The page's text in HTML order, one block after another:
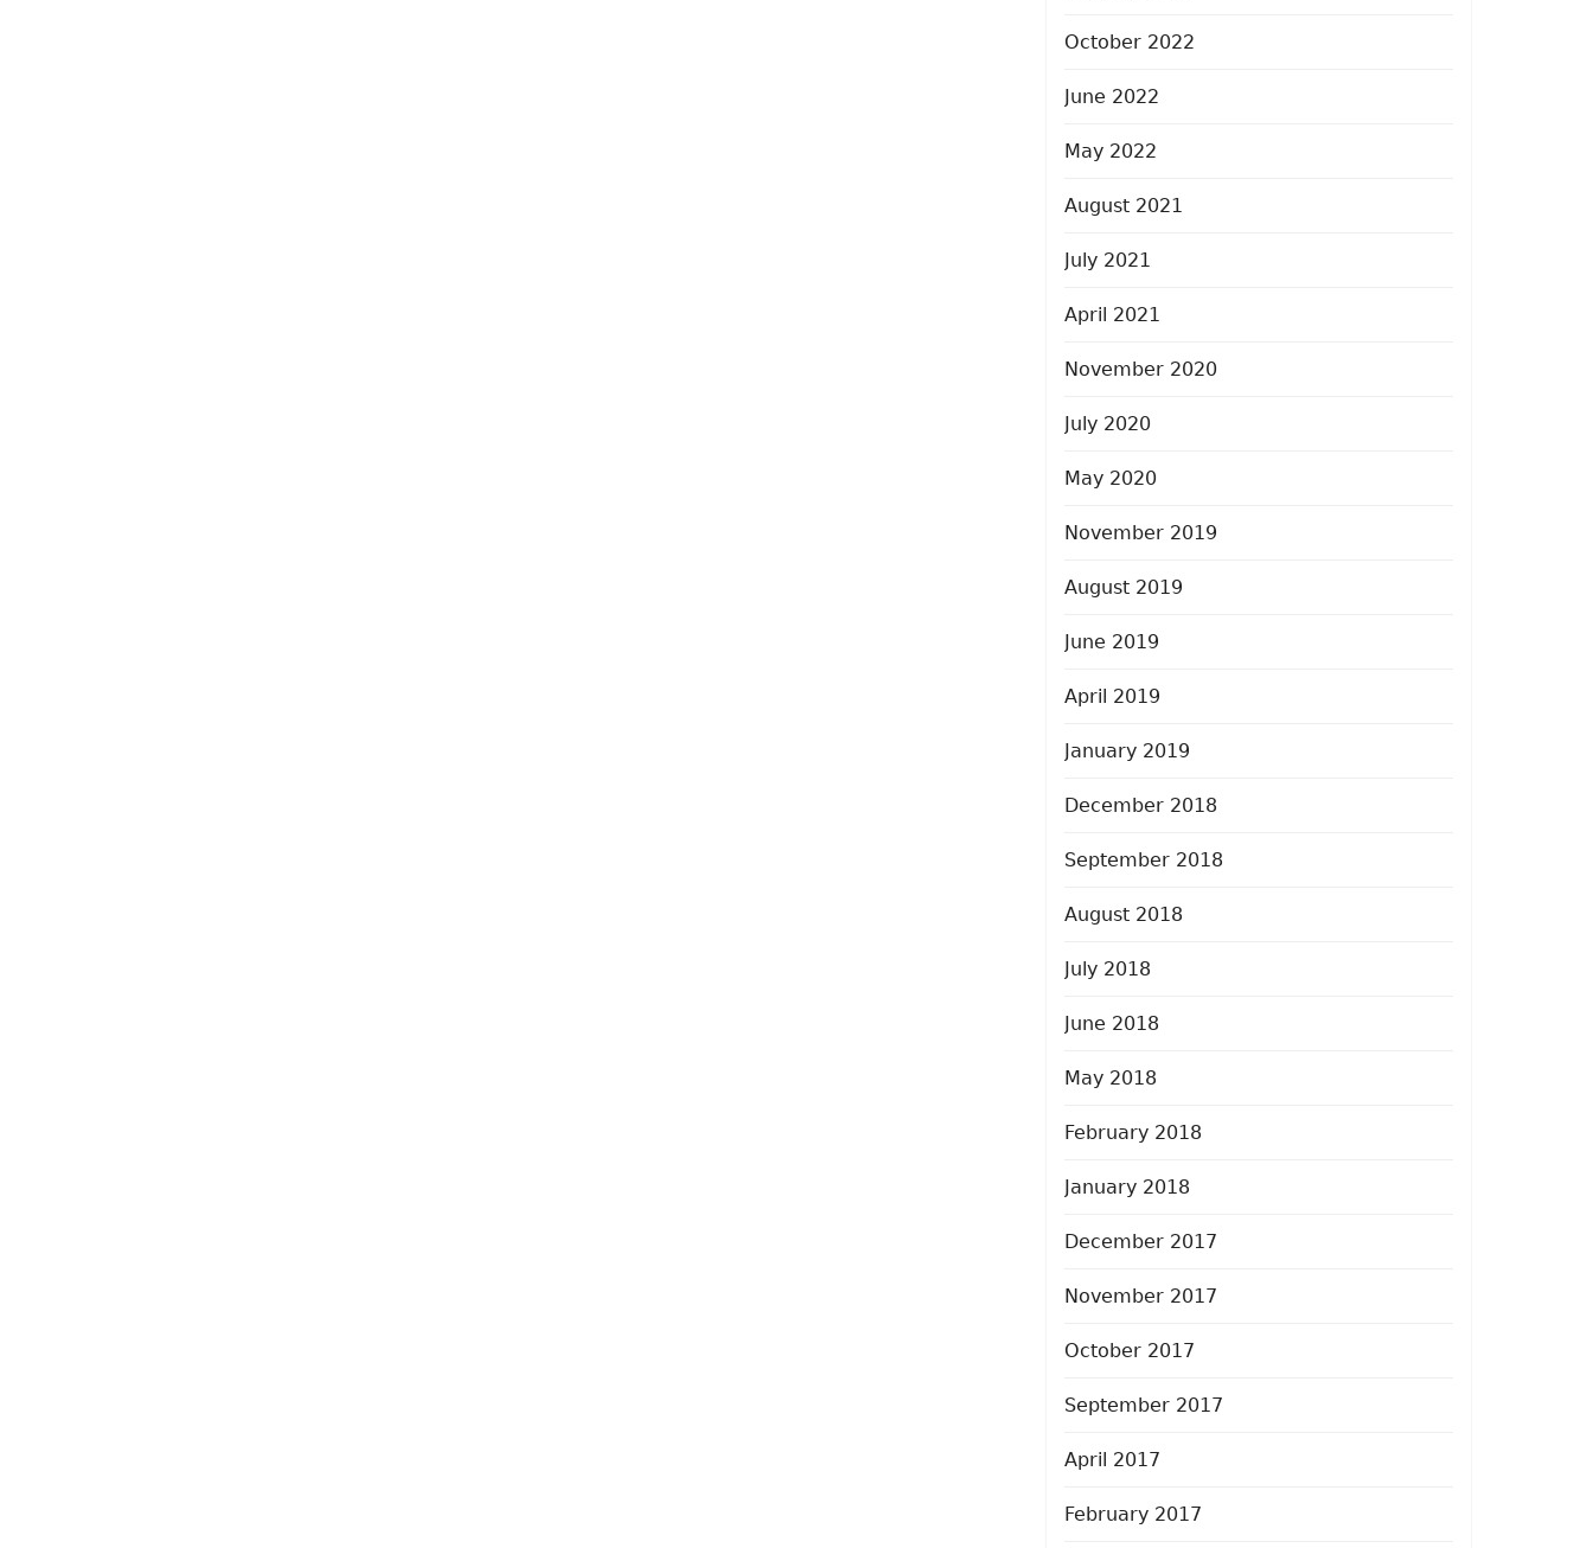
October 2022
June 2022
May 2022
August 2021
July 2021
April 2021
November 2020
July 2020
May 2020
November 2019
August 2019
June 2019
April 2019
January 2019
December 2018
September 2018
August 2018
July 2018
June 2018
May 2018
February 2018
January 2018
December 2017
November 2017
October 2017
September 2017
April 2017
February 2017